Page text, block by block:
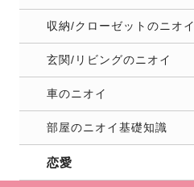
収納/クローゼットのニオイ
玄関/リビングのニオイ
車のニオイ
部屋のニオイ基礎知識
恋愛